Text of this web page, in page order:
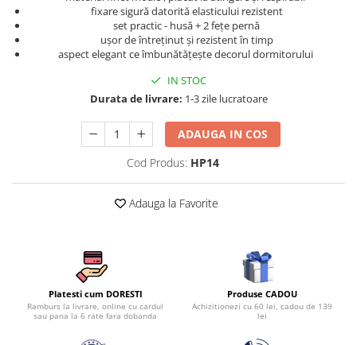
Persoane
Set Lenjerie Pat Blanita Iepure, 6
Piese, Cu Pilota Inclusa
Lenjerii De Pat Premium Collection
Set Lenjerie De Pat, 7 Piese, Cu
Pilota / Cuvertura Inclusa
Set Lenjerie De Pat Jacquard Regal,
11 Piese, Cuvertura Inclusa
Lenjerii Damasc Egiptean King Size
Lenjerii De Pat, Imprimeu 3D, 1
fixare sigură datorită elasticului rezistent
set practic - husă + 2 fețe pernă
ușor de întreținut și rezistent în timp
aspect elegant ce îmbunătățește decorul dormitorului
IN STOC
Durata de livrare: 1-3 zile lucratoare
ADAUGA IN COS
Cod Produs: HP14
Adauga la Favorite
Platesti cum DORESTI
Ramburs la livrare, online cu cardul
sau pana la 6 rate fara dobanda
Produse CADOU
Achizitionezi cu 60 lei, cadou de 139
lei